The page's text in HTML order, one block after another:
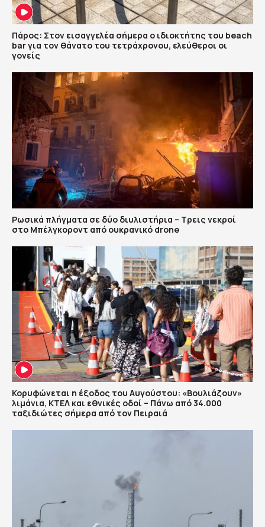
Πάρος: Στον εισαγγελέα σήμερα ο ιδιοκτήτης του beach
bar για τον θάνατο του τετράχρονου, ελεύθεροι οι
γονείς
Ρωσικά πλήγματα σε δύο διυλιστήρια – Τρεις νεκροί
στο Μπέλγκοροντ από ουκρανικό drone
Κορυφώνεται η έξοδος του Αυγούστου: «Βουλιάζουν»
λιμάνια, ΚΤΕΛ και εθνικές οδοί – Πάνω από 34.000
ταξιδιώτες σήμερα από τον Πειραιά